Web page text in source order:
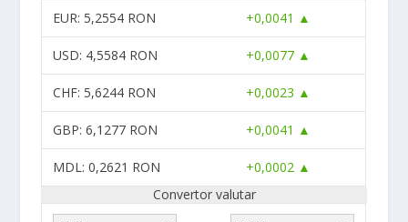
EUR: 5,2554 RON +0,0041 ▲
USD: 4,5584 RON +0,0077 ▲
CHF: 5,6244 RON +0,0023 ▲
GBP: 6,1277 RON +0,0041 ▲
MDL: 0,2621 RON
+0,0002 ▲
Convertor valutar